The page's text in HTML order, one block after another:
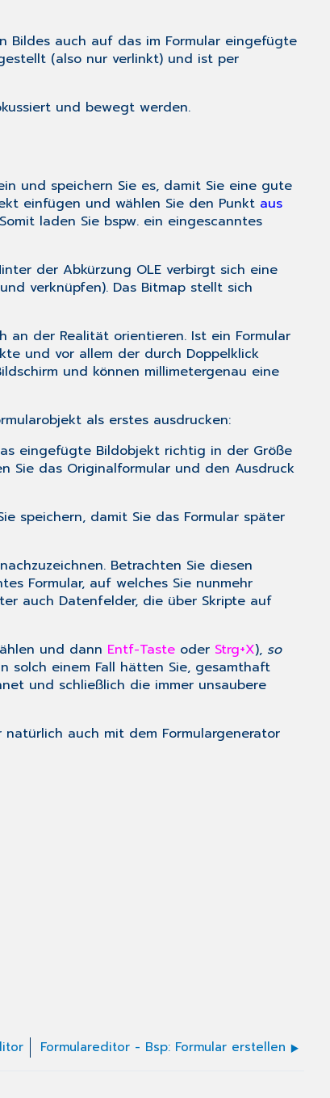
Bildes auch auf das im Formular eingefügte
(also nur verlinkt) und ist per
und bewegt werden.
und speichern Sie es, damit Sie eine gute
einfügen und wählen Sie den Punkt aus
laden Sie bspw. ein eingescanntes
der Abkürzung OLE verbirgt sich eine
verknüpfen). Das Bitmap stellt sich
an der Realität orientieren. Ist ein Formular
und vor allem der durch Doppelklick
und können millimetergenau eine
als erstes ausdrucken:
eingefügte Bildobjekt richtig in der Größe
Sie das Originalformular und den Ausdruck
speichern, damit Sie das Formular später
Betrachten Sie diesen
Formular, auf welches Sie nunmehr
auch Datenfelder, die über Skripte auf
und dann Entf-Taste oder Strg+X), so
solch einem Fall hätten Sie, gesamthaft
und schließlich die immer unsaubere
auch mit dem Formulargenerator
Formulareditor - Bsp: Formular erstellen